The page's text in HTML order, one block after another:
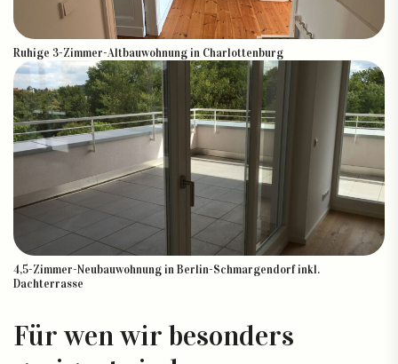
Ruhige 3-Zimmer-Altbauwohnung in Charlottenburg
4,5-Zimmer-Neubauwohnung in Berlin-Schmargendorf inkl.
Dachterrasse
Für wen wir besonders